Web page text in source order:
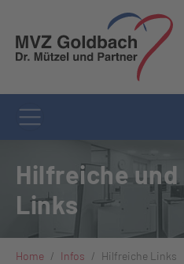
Zum Hauptinhalt springen
Hilfreiche
Links
Sie sind hier:
Home Infos Hilfreiche Links